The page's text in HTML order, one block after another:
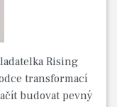
Rising
transformací
budovat pevný